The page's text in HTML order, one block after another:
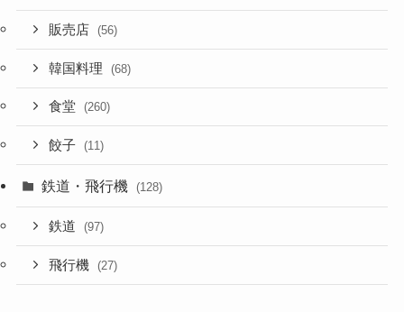
販売店 (56)
韓国料理 (68)
食堂 (260)
餃子 (11)
鉄道・飛行機 (128)
鉄道 (97)
飛行機 (27)